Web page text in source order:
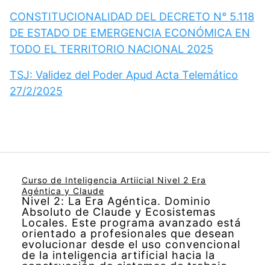
CONSTITUCIONALIDAD DEL DECRETO N° 5.118
DE ESTADO DE EMERGENCIA ECONÓMICA EN
TODO EL TERRITORIO NACIONAL 2025
TSJ: Validez del Poder Apud Acta Telemático
27/2/2025
Curso de Inteligencia Artiicial Nivel 2 Era
Agéntica y Claude
Nivel 2: La Era Agéntica. Dominio
Absoluto de Claude y Ecosistemas
Locales. Este programa avanzado está
orientado a profesionales que desean
evolucionar desde el uso convencional
de la inteligencia artificial hacia la